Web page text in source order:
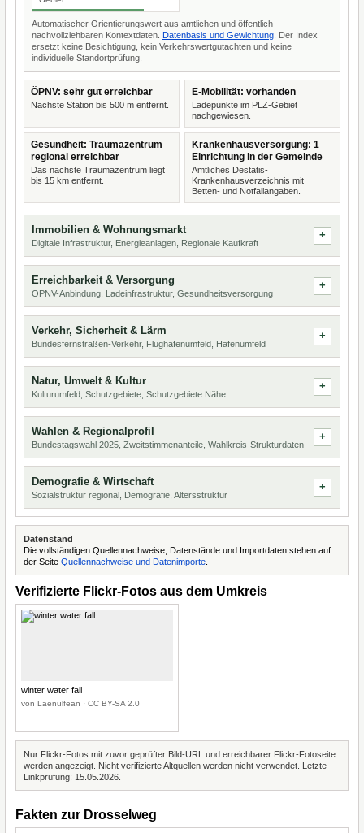
Automatischer Orientierungswert aus amtlichen und öffentlich
nachvollziehbaren Kontextdaten. Datenbasis und Gewichtung . Der Index
ersetzt keine Besichtigung, kein Verkehrswertgutachten und keine
individuelle Standortprüfung.
ÖPNV: sehr gut erreichbar
Nächste Station bis 500 m entfernt.
E-Mobilität: vorhanden
Ladepunkte im PLZ-Gebiet
nachgewiesen.
Gesundheit: Traumazentrum
regional erreichbar
Das nächste Traumazentrum liegt
bis 15 km entfernt.
Krankenhausversorgung: 1
Einrichtung in der Gemeinde
Amtliches Destatis-
Krankenhausverzeichnis mit
Betten- und Notfallangaben.
Immobilien & Wohnungsmarkt
Digitale Infrastruktur, Energieanlagen, Regionale Kaufkraft
Erreichbarkeit & Versorgung
ÖPNV-Anbindung, Ladeinfrastruktur, Gesundheitsversorgung
Verkehr, Sicherheit & Lärm
Bundesfernstraßen-Verkehr, Flughafenumfeld, Hafenumfeld
Natur, Umwelt & Kultur
Kulturumfeld, Schutzgebiete, Schutzgebiete Nähe
Wahlen & Regionalprofil
Bundestagswahl 2025, Zweitstimmenanteile, Wahlkreis-Strukturdaten
Demografie & Wirtschaft
Sozialstruktur regional, Demografie, Altersstruktur
Datenstand
Die vollständigen Quellennachweise, Datenstände und Importdaten stehen auf
der Seite Quellennachweise und Datenimporte
Verifizierte Flickr-Fotos aus dem Umkreis
winter water fall
von Laenulfean · CC BY-SA 2.0
Nur Flickr-Fotos mit zuvor geprüfter Bild-URL und erreichbarer Flickr-Fotoseite
werden angezeigt. Nicht verifizierte Altquellen werden nicht verwendet. Letzte
Linkprüfung: 15.05.2026.
Fakten zur Drosselweg